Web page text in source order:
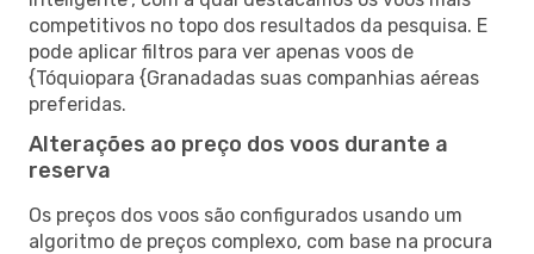
competitivos no topo dos resultados da pesquisa. E
pode aplicar filtros para ver apenas voos de
{Tóquiopara {Granadadas suas companhias aéreas
preferidas.
Alterações ao preço dos voos durante a
reserva
Os preços dos voos são configurados usando um
algoritmo de preços complexo, com base na procura